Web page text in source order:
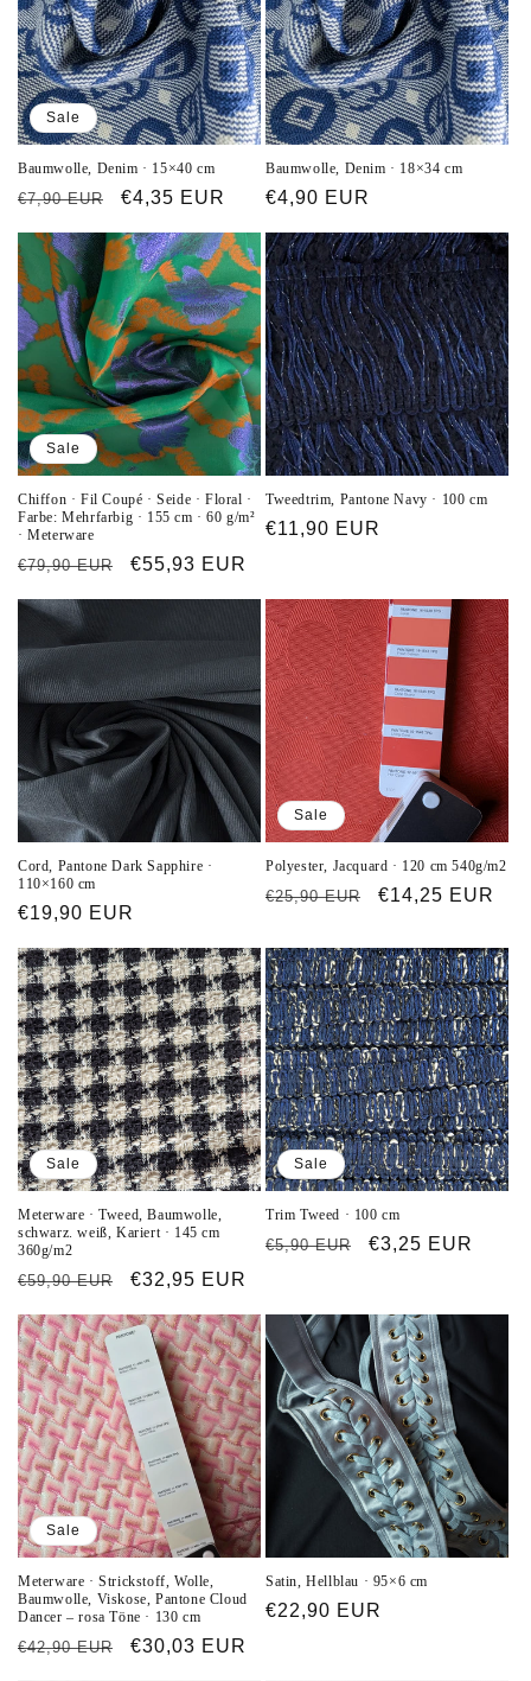
Sale
Baumwolle, Denim · 15×40 cm
Normaler
€7,90 EUR Verkaufspreis
€4,35 EUR
Baumwolle, Denim · 18×34 cm
Normaler
€4,90 EUR
Sale
Chiffon · Fil Coupé · Seide · Floral ·
Farbe: Mehrfarbig · 155 cm · 60 g/m²
· Meterware
Normaler
€79,90 EUR Verkaufspreis
€55,93 EUR
Tweedtrim, Pantone Navy · 100 cm
Normaler
€11,90 EUR
Cord, Pantone Dark Sapphire ·
110×160 cm
Normaler
€19,90 EUR
Sale
Polyester, Jacquard · 120 cm 540g/m2
Normaler
€25,90 EUR Verkaufspreis
€14,25 EUR
Sale
Meterware · Tweed, Baumwolle,
schwarz. weiß, Kariert · 145 cm
360g/m2
Normaler
€59,90 EUR Verkaufspreis
€32,95 EUR
Sale
Trim Tweed · 100 cm
Normaler
€5,90 EUR Verkaufspreis
€3,25 EUR
Sale
Meterware · Strickstoff, Wolle,
Baumwolle, Viskose, Pantone Cloud
Dancer – rosa Töne · 130 cm
Normaler
€42,90 EUR Verkaufspreis
€30,03 EUR
Satin, Hellblau · 95×6 cm
Normaler
€22,90 EUR